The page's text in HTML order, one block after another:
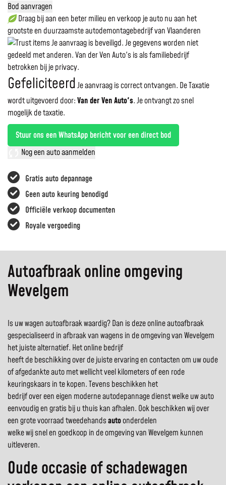
Gratis auto depannage
Geen auto keuring benodigd
Officiële verkoop documenten
Royale vergoeding
Bod aanvragen
Draag bij aan een beter milieu en verkoop je auto nu aan het
grootste en duurzaamste autodemontagebedrijf van Vlaanderen
Je aanvraag is beveiligd. Je gegevens worden niet
gedeeld met anderen. Van der Ven Auto's is als familiebedrijf
betrokken bij je privacy.
GefeliciteerdJe aanvraag is correct ontvangen. De Taxatie
wordt uitgevoerd door:Van der Ven Auto's.Je ontvangt zo snel
mogelijk de taxatie.
Stuur ons een WhatsApp bericht voor een direct bod
Nog een auto aanmelden
Autoafbraak online omgeving
Wevelgem
Is uw wagen autoafbraak waardig? Dan is deze online autoafbraak
gespecialiseerd in afbraak van wagens in de omgeving van Wevelgem
het juiste alternatief. Het online bedrijf
heeft de beschikking over de juiste ervaring en contacten om uw oude
of afgedankte auto met wellicht veel kilometers of een rode
keuringskaars in te kopen. Tevens beschikken het
bedrijf over een eigen moderne autodepannage dienst welke uw auto
eenvoudig en gratis bij u thuis kan afhalen. Ook beschikken wij over
een grote voorraad tweedehandsautoonderdelen
welke wij snel en goedkoop in de omgeving van Wevelgem kunnen
uitleveren.
Oude occasie of schadewagen